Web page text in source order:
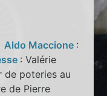
Aldo Maccione :
: Valérie
de poteries au
de Pierre